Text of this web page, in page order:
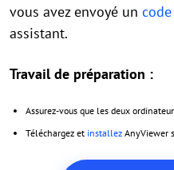
vous avez envoyé un
assistant.
Travail de préparation :
Assurez-vous que les deux
Téléchargez et installez AnyViewer